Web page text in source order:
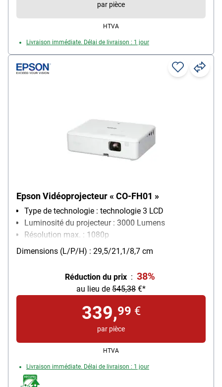
par pièce
HTVA
Livraison immédiate. Délai de livraison : 1 jour
Epson Vidéoprojecteur « CO-FH01 »
Type de technologie : technologie 3 LCD
Luminosité du projecteur : 3000 Lumens
Résolution max. : 1080p
Particularités : correction trapézoïdale horizontale et
verticale / interface audio/vidéo MHL / Quick
Dimensions (L/P/H) : 29,5/21,1/8,7 cm
Réduction du prix : 38%
au lieu de 545,38 €*
339,99 €
par pièce
HTVA
Livraison immédiate. Délai de livraison : 1 jour